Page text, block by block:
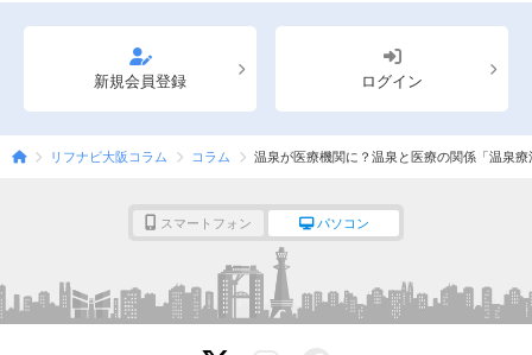
新規会員登録 ログイン
リフナビ大阪コラム コラム 温泉が医療機関に？温泉と医療の関係「温泉療
スマートフォン パソコン